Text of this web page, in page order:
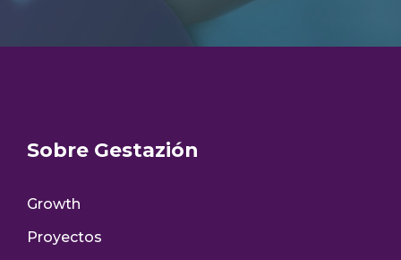
Sobre Gestazión
Growth
Proyectos